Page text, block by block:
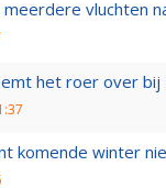
meerdere vluchten
het roer over
komende winter